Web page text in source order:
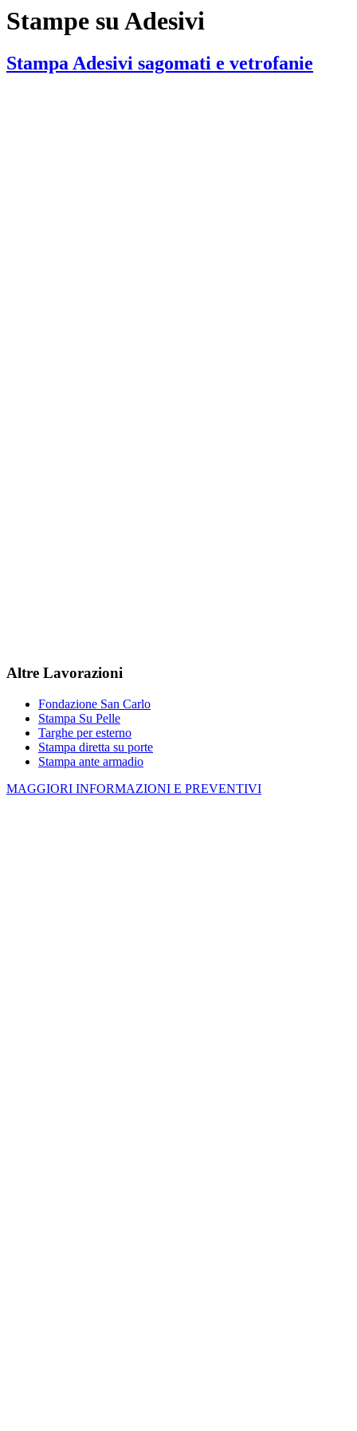
Stampe su Adesivi
Stampa Adesivi sagomati e vetrofanie
Altre Lavorazioni
Fondazione San Carlo
Stampa Su Pelle
Targhe per esterno
Stampa diretta su porte
Stampa ante armadio
MAGGIORI INFORMAZIONI E PREVENTIVI